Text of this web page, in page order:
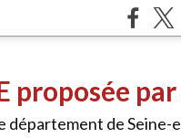
proposée
département de